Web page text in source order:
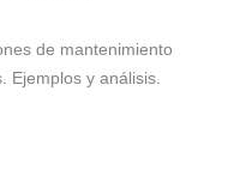
de mantenimiento
Ejemplos y análisis.